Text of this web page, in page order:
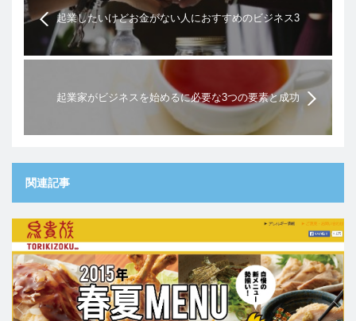
起業したいけどお金がない人におすすめのビジネス3
起業家がビジネスを始めるに必要な3つの要素と成功
の条件
関連記事